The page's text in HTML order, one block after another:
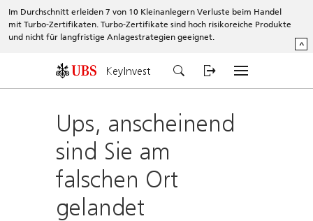
Im Durchschnitt erleiden 7 von 10 Kleinanlegern Verluste beim Handel
mit Turbo-Zertifikaten. Turbo-Zertifikate sind hoch risikoreiche Produkte
und nicht für langfristige Anlagestrategien geeignet.
^
KeyInvest
Ups, anscheinend
sind Sie am
falschen Ort
gelandet